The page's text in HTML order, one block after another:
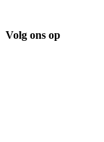
Volg ons op